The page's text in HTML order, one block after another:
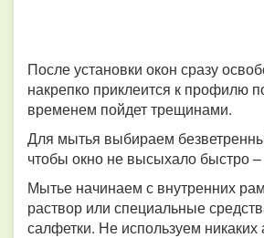
После установки окон сразу
накрепко приклеится к профилю
временем пойдет трещинами.
Для мытья выбираем
чтобы окно не высыхало быстро
Мытье начинаем с внутренних
раствор или специальные
салфетки. Не используем